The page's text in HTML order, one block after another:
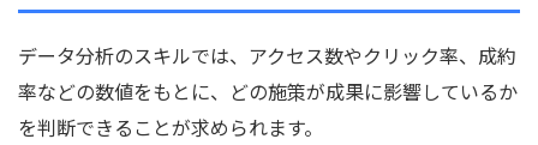
データ分析のスキルでは、アクセス数やクリック率、成約
率などの数値をもとに、どの施策が成果に影響しているか
を判断できることが求められます。